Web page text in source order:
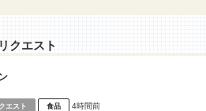
クエスト
エスト 食品 4時間前